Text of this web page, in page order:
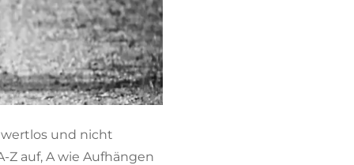
wertlos und nicht
Z auf, A wie Aufhängen